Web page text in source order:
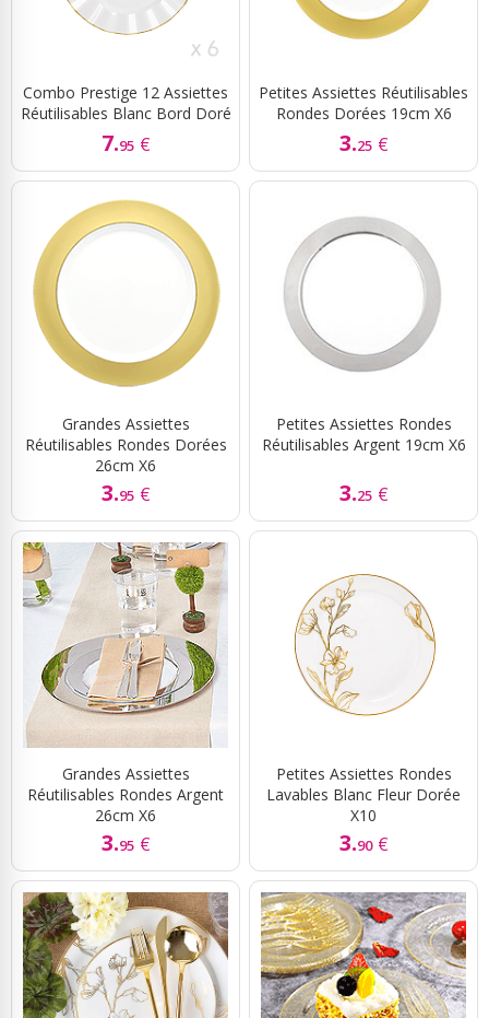
Combo Prestige 12 Assiettes
Réutilisables Blanc Bord Doré
7.95 €
Petites Assiettes Réutilisables
Rondes Dorées 19cm X6
3.25 €
Grandes Assiettes
Réutilisables Rondes Dorées
26cm X6
3.95 €
Petites Assiettes Rondes
Réutilisables Argent 19cm X6
3.25 €
Grandes Assiettes
Réutilisables Rondes Argent
26cm X6
3.95 €
Petites Assiettes Rondes
Lavables Blanc Fleur Dorée
X10
3.90 €